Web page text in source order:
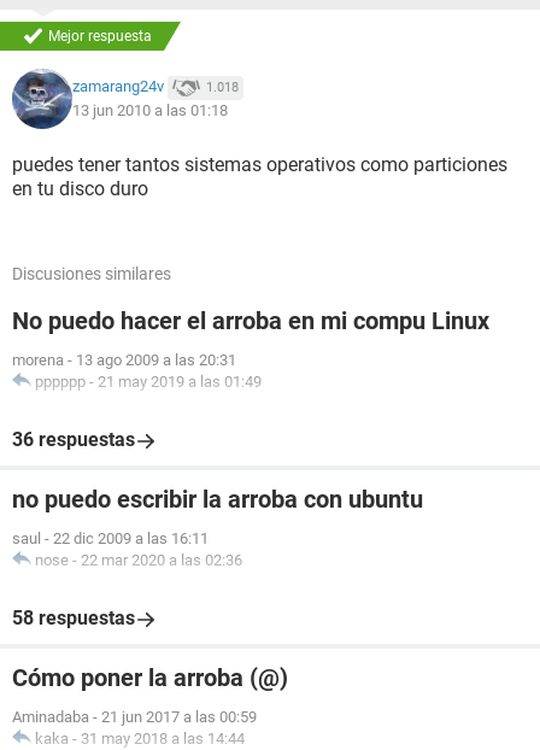
Mejor respuesta
zamarang24v 1.018
13 jun 2010 a las 01:18
puedes tener tantos sistemas operativos como particiones
en tu disco duro
Discusiones similares
No puedo hacer el arroba en mi compu Linux
morena - 13 ago 2009 a las 20:31
pppppp - 21 may 2019 a las 01:49
36 respuestas
no puedo escribir la arroba con ubuntu
saul - 22 dic 2009 a las 16:11
nose - 22 mar 2020 a las 02:36
58 respuestas
Cómo poner la arroba (@)
Aminadaba - 21 jun 2017 a las 00:59
kaka - 31 may 2018 a las 14:44